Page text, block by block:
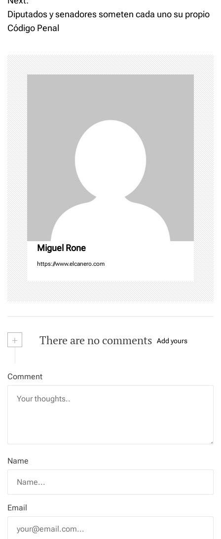
s
t
a
v
i
g
a
t
i
o
n
Diputados y senadores someten cada uno su propio
Código Penal
Miguel Rone
https://www.elcanero.com
+ There are no comments Add yours
Comment
Name
Email